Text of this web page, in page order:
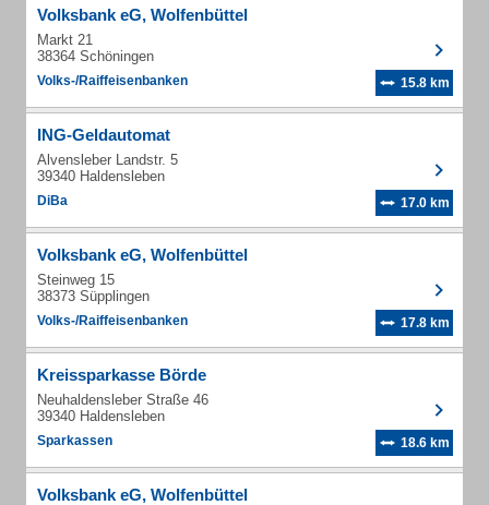
Volksbank eG, Wolfenbüttel
Markt 21
38364 Schöningen
Volks-/Raiffeisenbanken 15.8 km
ING-Geldautomat
Alvensleber Landstr. 5
39340 Haldensleben
DiBa 17.0 km
Volksbank eG, Wolfenbüttel
Steinweg 15
38373 Süpplingen
Volks-/Raiffeisenbanken 17.8 km
Kreissparkasse Börde
Neuhaldensleber Straße 46
39340 Haldensleben
Sparkassen 18.6 km
Volksbank eG, Wolfenbüttel